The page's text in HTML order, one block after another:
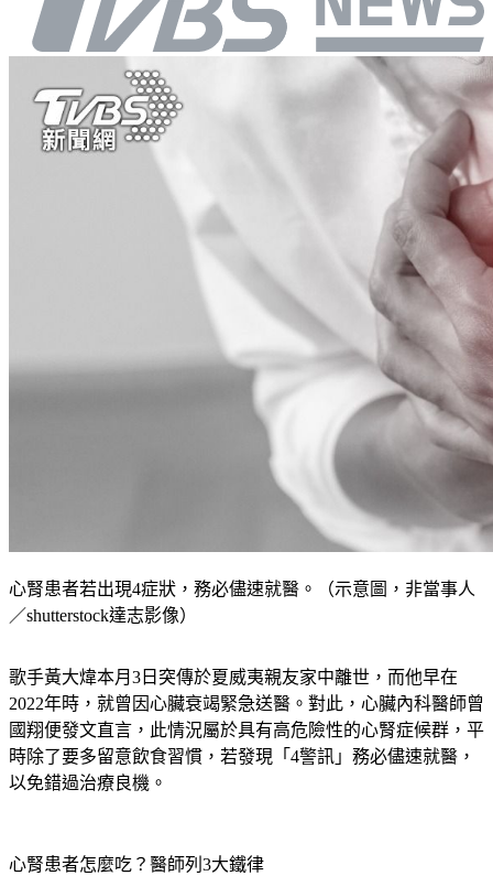
心腎患者若出現4症狀，務必儘速就醫。（示意圖，非當事人
／shutterstock達志影像）
歌手黃大煒本月3日突傳於夏威夷親友家中離世，而他早在
2022年時，就曾因心臟衰竭緊急送醫。對此，心臟內科醫師曾
國翔便發文直言，此情況屬於具有高危險性的心腎症候群，平
時除了要多留意飲食習慣，若發現「4警訊」務必儘速就醫，
以免錯過治療良機。
心腎患者怎麼吃？醫師列3大鐵律